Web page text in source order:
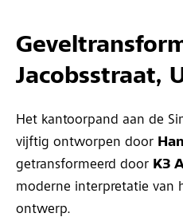
Jacobsstraat,
Het kantoorpand aan de
vijftig ontworpen door
getransformeerd door K3
moderne interpretatie van
ontwerp.